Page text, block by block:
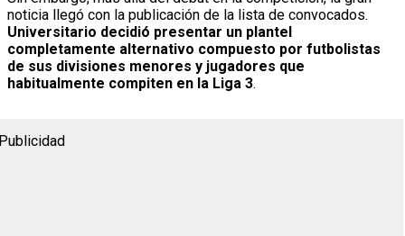
noticia llegó con la publicación de la lista de convocados.
Universitario decidió presentar un plantel
completamente alternativo compuesto por futbolistas
de sus divisiones menores y jugadores que
habitualmente compiten en la Liga 3.